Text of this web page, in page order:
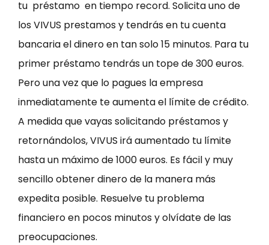
tu préstamo en tiempo record. Solicita uno de
los VIVUS prestamos y tendrás en tu cuenta
bancaria el dinero en tan solo 15 minutos. Para tu
primer préstamo tendrás un tope de 300 euros.
Pero una vez que lo pagues la empresa
inmediatamente te aumenta el límite de crédito.
A medida que vayas solicitando préstamos y
retornándolos, VIVUS irá aumentado tu límite
hasta un máximo de 1000 euros. Es fácil y muy
sencillo obtener dinero de la manera más
expedita posible. Resuelve tu problema
financiero en pocos minutos y olvídate de las
preocupaciones.